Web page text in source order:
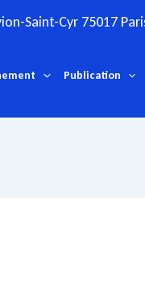
Saint-Cyr 75017
Publication